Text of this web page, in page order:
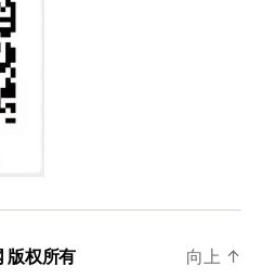
版权所有 向上 ↑